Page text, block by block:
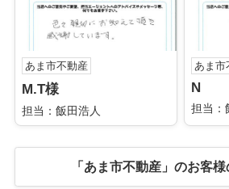
あま市不動産
M.T様
担当：飯田浩人
あま市
N
担当：
「あま市不動産」のお客